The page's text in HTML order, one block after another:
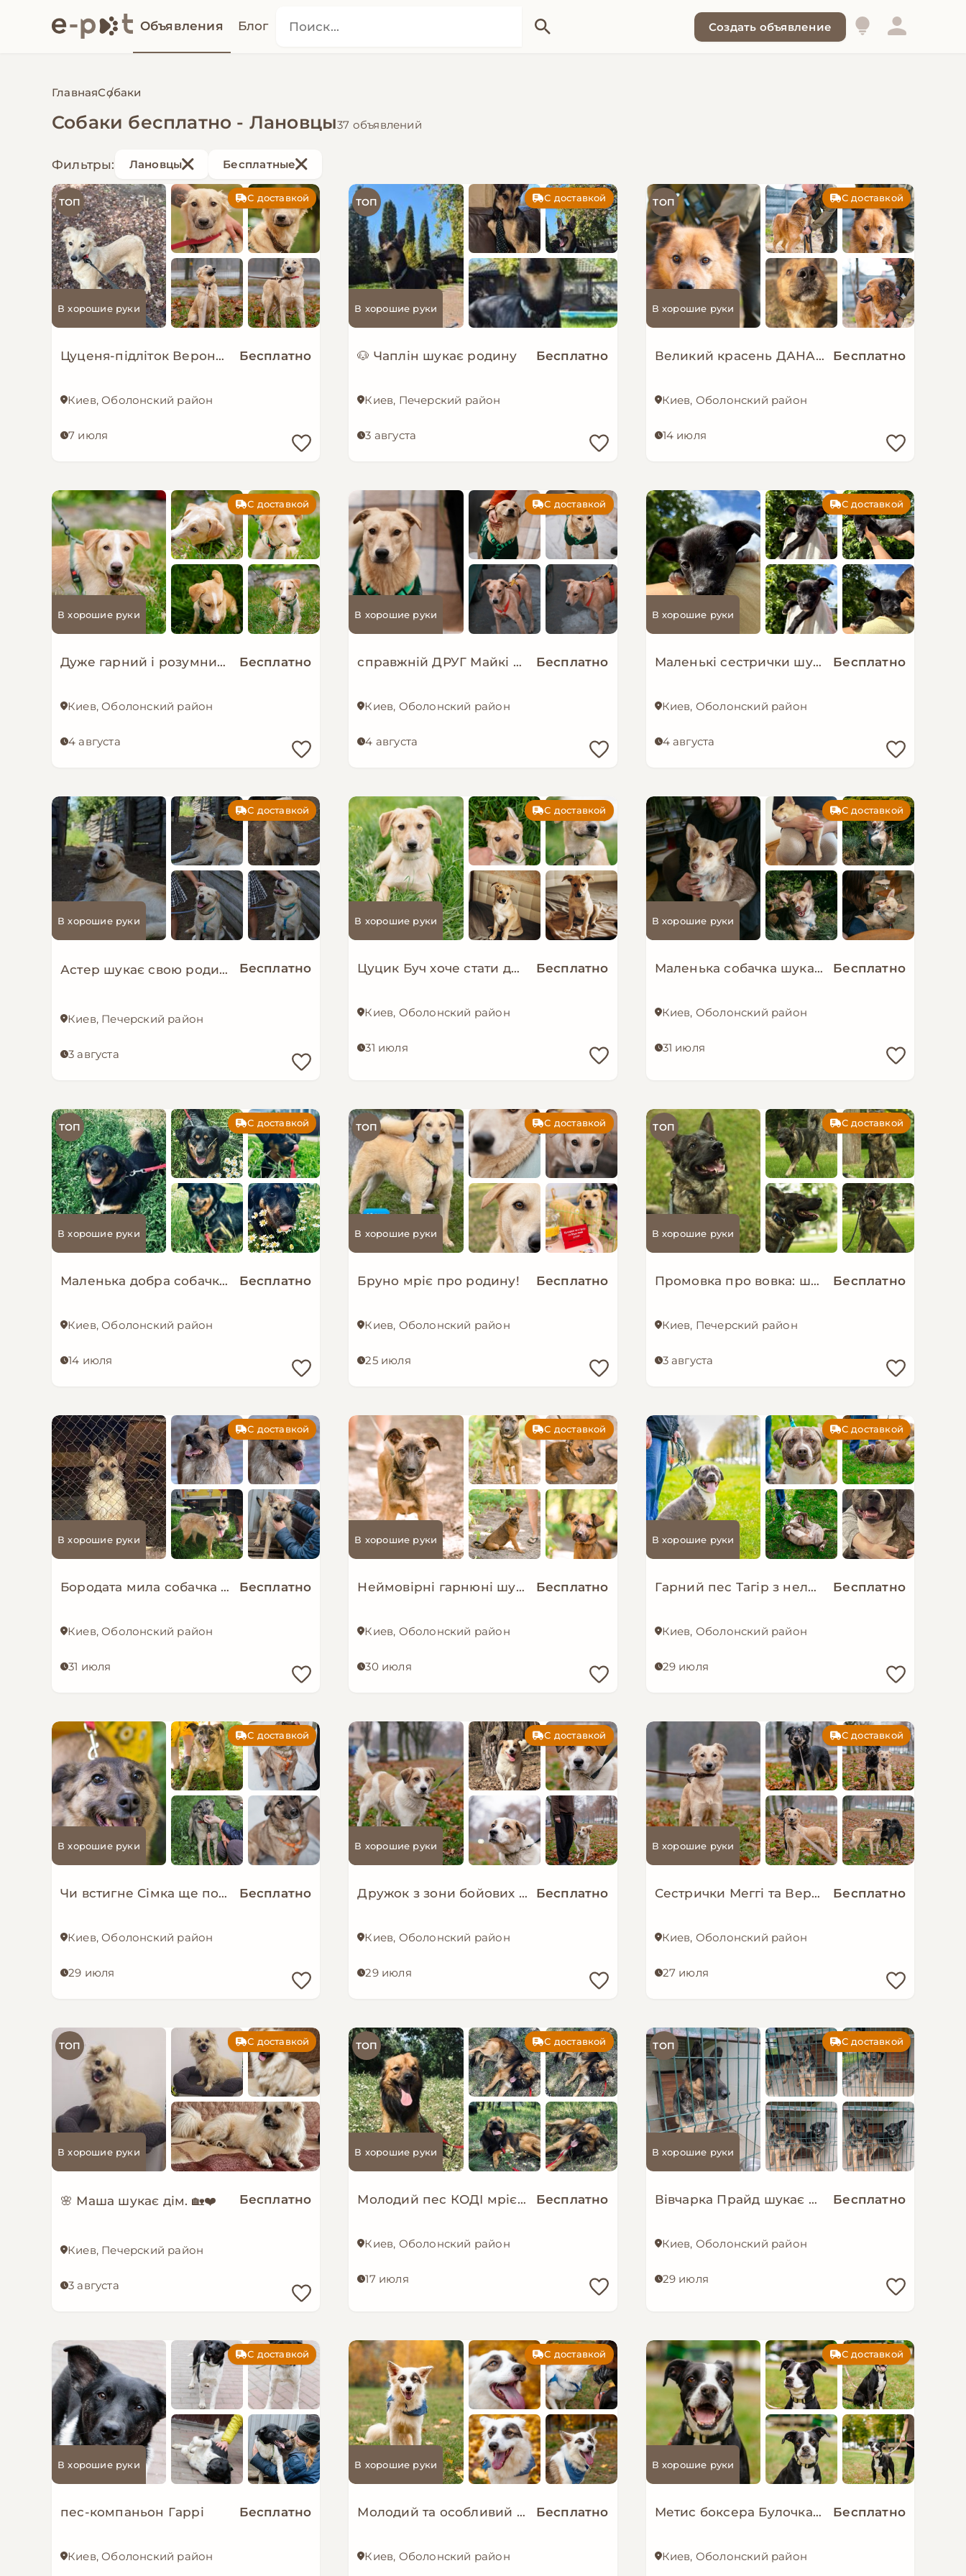
Объявления Блог Создать объявление
ГлавнаяСобаки
Собаки бесплатно - Лановцы37 объявлений
Фильтры: Лановцы Бесплатные
ТОП С доставкой
В хорошие руки
Цуценя-підліток Верона в добрі руки! Бесплатно
Киев, Оболонский район
7 июля
ТОП С доставкой
В хорошие руки
🐶 Чаплін шукає родину Бесплатно
Киев, Печерский район
3 августа
ТОП С доставкой
В хорошие руки
Великий красень ДАНАЙ Бесплатно
Киев, Оболонский район
14 июля
С доставкой
В хорошие руки
Дуже гарний і розумний цуцик мріє про родину! Бесплатно
Киев, Оболонский район
4 августа
С доставкой
В хорошие руки
справжній ДРУГ Майкі шукає родину! Бесплатно
Киев, Оболонский район
4 августа
С доставкой
В хорошие руки
Маленькі сестрички шукають дім! Бесплатно
Киев, Оболонский район
4 августа
С доставкой
В хорошие руки
Астер шукає свою родину. ❤️ Бесплатно
Киев, Печерский район
3 августа
С доставкой
В хорошие руки
Цуцик Буч хоче стати домашнім! Бесплатно
Киев, Оболонский район
31 июля
С доставкой
В хорошие руки
Маленька собачка шукає люблячу і надійну родину! Бесплатно
Киев, Оболонский район
31 июля
ТОП С доставкой
В хорошие руки
Маленька добра собачка мріє знову стати домашньою! Бесплатно
Киев, Оболонский район
14 июля
ТОП С доставкой
В хорошие руки
Бруно мріє про родину! Бесплатно
Киев, Оболонский район
25 июля
ТОП С доставкой
В хорошие руки
Промовка про вовка: шукаємо дім! Бесплатно
Киев, Печерский район
3 августа
С доставкой
В хорошие руки
Бородата мила собачка МАЛЬВА мріє про родину! Бесплатно
Киев, Оболонский район
31 июля
С доставкой
В хорошие руки
Неймовірні гарнюні шукають дім! Бесплатно
Киев, Оболонский район
30 июля
С доставкой
В хорошие руки
Гарний пес Тагір з нелегкою долею… Бесплатно
Киев, Оболонский район
29 июля
С доставкой
В хорошие руки
Чи встигне Сімка ще пожити в родині? Бесплатно
Киев, Оболонский район
29 июля
С доставкой
В хорошие руки
Дружок з зони бойових дій шукає нову родину! Бесплатно
Киев, Оболонский район
29 июля
С доставкой
В хорошие руки
Сестрички Меггі та Верона мріють про родину! Бесплатно
Киев, Оболонский район
27 июля
ТОП С доставкой
В хорошие руки
🌸 Маша шукає дім. 🏡❤️ Бесплатно
Киев, Печерский район
3 августа
ТОП С доставкой
В хорошие руки
Молодий пес КОДІ мріє знову стати домашнім! Бесплатно
Киев, Оболонский район
17 июля
ТОП С доставкой
В хорошие руки
Вівчарка Прайд шукає нову сім’ю! Бесплатно
Киев, Оболонский район
29 июля
С доставкой
В хорошие руки
пес-компаньон Гаррі Бесплатно
Киев, Оболонский район
С доставкой
В хорошие руки
Молодий та особливий песик-позитивчик - Зорро! Бесплатно
Киев, Оболонский район
С доставкой
В хорошие руки
Метис боксера Булочка мріє про сімʼю!! Бесплатно
Киев, Оболонский район